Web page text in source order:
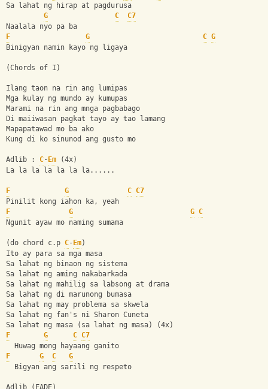
Sa lahat ng hirap at pagdurusa
G
C
C7
Naalala nyo pa ba
F
G C G
Binigyan namin kayo ng ligaya
(Chords of I)
Ilang taon na rin ang lumipas
Mga kulay ng mundo ay kumupas
Marami na rin ang mnga pagbabago
Di maiiwasan pagkat tayo ay tao lamang
Mapapatawad mo ba ako
Kung di ko sinunod ang gusto mo
Adlib : C- Em (4x)
La la la la la la la......
F G C C7
Pinilit kong iahon ka, yeah
F
G G C
Ngunit ayaw mo naming sumama
(do chord c.p C- Em)
Ito ay para sa mga masa
Sa lahat ng binaon ng sistema
Sa lahat ng aming nakabarkada
Sa lahat ng mahilig sa labsong at drama
Sa lahat ng di marunong bumasa
Sa lahat ng may problema sa skwela
Sa lahat ng fan's ni Sharon Cuneta
Sa lahat ng masa (sa lahat ng masa) (4x)
F
G C C7
  Huwag mong hayaang ganito
F
G C
G
  Bigyan ang sarili ng respeto